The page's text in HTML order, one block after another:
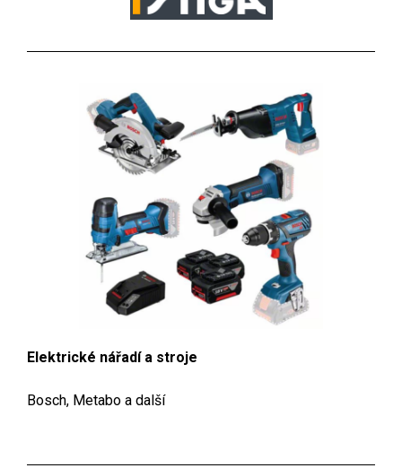
Elektrické nářadí a stroje
Bosch, Metabo a další